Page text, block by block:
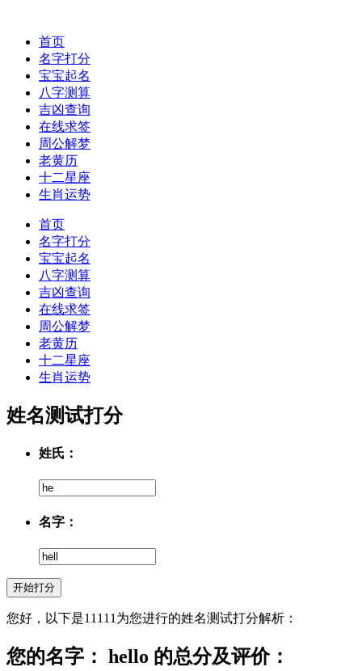
首页
名字打分
宝宝起名
八字测算
吉凶查询
在线求签
周公解梦
老黄历
十二星座
生肖运势
首页
名字打分
宝宝起名
八字测算
吉凶查询
在线求签
周公解梦
老黄历
十二星座
生肖运势
姓名测试打分
姓氏：
名字：
您好，以下是11111为您进行的姓名测试打分解析：
您的名字： hello 的总分及评价：